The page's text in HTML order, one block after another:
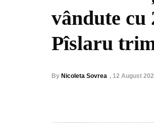
vândute cu
Pîslaru
By Nicoleta Sovrea , 12 August